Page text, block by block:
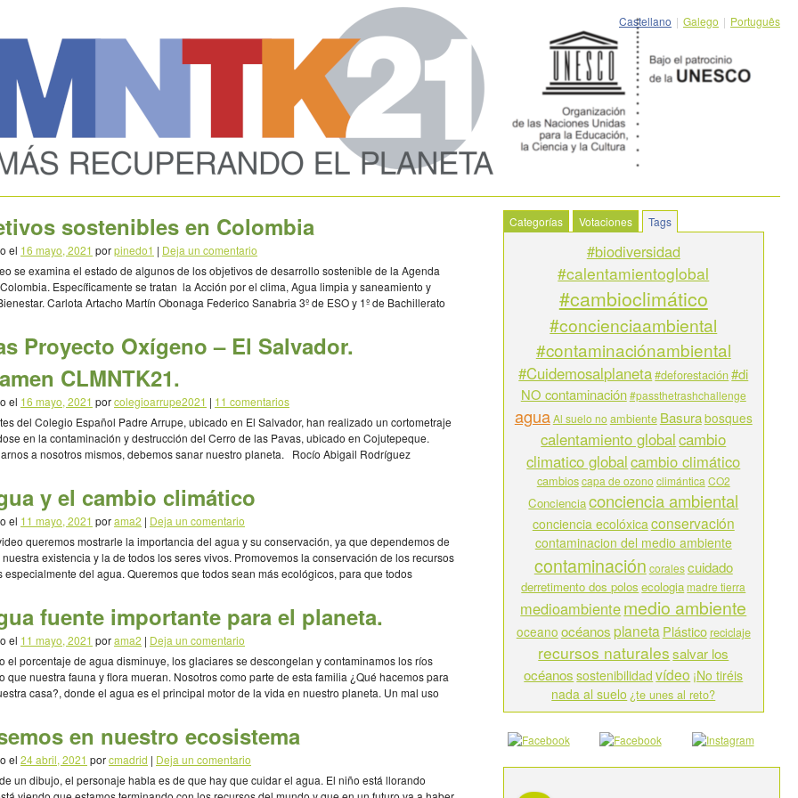
Castellano | Galego | Português
sostenibles en Colombia
el 16 mayo, 2021 porpinedo1 | Deja un comentario
se examina el estado de algunos de los objetivos de desarrollo sostenible de la Agenda
Específicamente se tratan la Acción por el clima, Agua limpia y saneamiento y
Carlota Artacho Martín Obonaga Federico Sanabria 3º de ESO y 1º de Bachillerato
Proyecto Oxígeno – El Salvador.
CLMNTK21.
el 16 mayo, 2021 porcolegioarrupe2021 | 11 comentarios
del Colegio Español Padre Arrupe, ubicado en El Salvador, han realizado un cortometraje
en la contaminación y destrucción del Cerro de las Pavas, ubicado en Cojutepeque.
a nosotros mismos, debemos sanar nuestro planeta. Rocío Abigail Rodríguez
y el cambio climático
el 11 mayo, 2021 porama2 | Deja un comentario
queremos mostrarle la importancia del agua y su conservación, ya que dependemos de
existencia y la de todos los seres vivos. Promovemos la conservación de los recursos
especialmente del agua. Queremos que todos sean más ecológicos, para que todos
fuente importante para el planeta.
el 11 mayo, 2021 porama2 | Deja un comentario
el porcentaje de agua disminuye, los glaciares se descongelan y contaminamos los ríos
que nuestra fauna y flora mueran. Nosotros como parte de esta familia ¿Qué hacemos para
casa?, donde el agua es el principal motor de la vida en nuestro planeta. Un mal uso
en nuestro ecosistema
el 24 abril, 2021 porcmadrid | Deja un comentario
un dibujo, el personaje habla es de que hay que cuidar el agua. El niño está llorando
Categorías Votaciones Tags
#biodiversidad
#calentamientoglobal
#cambioclimático
#concienciaambiental
#contaminaciónambiental
#Cuidemosalplaneta#deforestación#di
NO contaminación#passthetrashchallenge
aguaAl suelo no ambiente Basurabosques
calentamiento globalcambio
climatico globalcambio climático
cambioscapa de ozono climántica CO2
Concienciaconciencia ambiental
conciencia ecolóxicaconservación
contaminacion del medio ambiente
contaminación coralescuidado
derretimento dos polos ecologiamadre tierra
medioambientemedio ambiente
oceano océanosplaneta Plásticoreciclaje
recursos naturales salvar los
océanos sostenibilidad vídeo ¡No tiréis
nada al suelo ¿te unes al reto?